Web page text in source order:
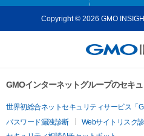
Copyright © 2026 GMO
GMOインターネットグループのセキ
世界初総合ネットセキュリティサービス「
パスワード漏洩診断
Webサイトリスク